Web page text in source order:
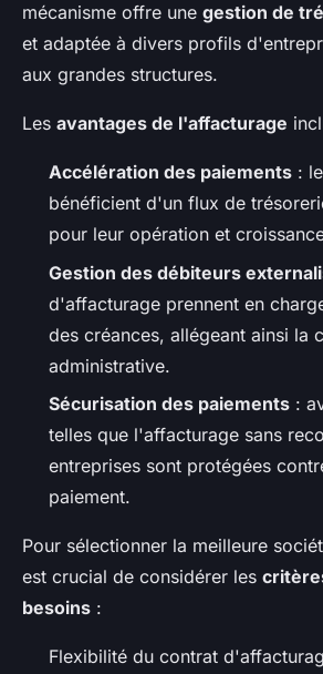
mécanisme offre une gestion de
et adaptée à divers profils
aux grandes structures.
Les avantages de l'affacturage
Accélération des paiements :
bénéficient d'un flux de
pour leur opération et
Gestion des débiteurs
d'affacturage prennent en
des créances, allégeant ainsi la
administrative.
Sécurisation des paiements :
telles que l'affacturage sans
entreprises sont protégées
paiement.
Pour sélectionner la meilleure
est crucial de considérer les
besoins :
Flexibilité du contrat